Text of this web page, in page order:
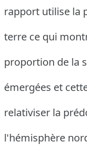
rapport utilise la
terre ce qui
proportion de la
émergées et
relativiser la
l'hémisphère